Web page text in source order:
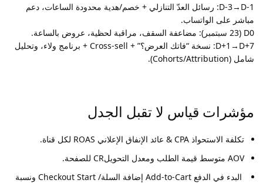
D-3→D-1: رسائل العدّ التنازلي + خصم/هدية محدودة الساعات، دعم
مباشر على الواتساب.
D0 (23 سبتمبر): مضاعفة السقف، مراقبة لحظية، عروض بالساعة.
D+1→D+7: نسخة “فاتك العرض؟” + Cross-sell + برنامج ولاء، وتحليل
شامل (Cohorts/Attribution).
مؤشرات قياس لا تقبل الجدل
تكلفة الاستحواذ CPA & عائد الإنفاق الإعلاني ROAS لكل قناة.
AOV متوسط قيمة الطلب ومعدل التحويلCR للصفحة.
البدء في الدفع Add-to-Cart إضافة السلة/ Checkout Start ونسبة